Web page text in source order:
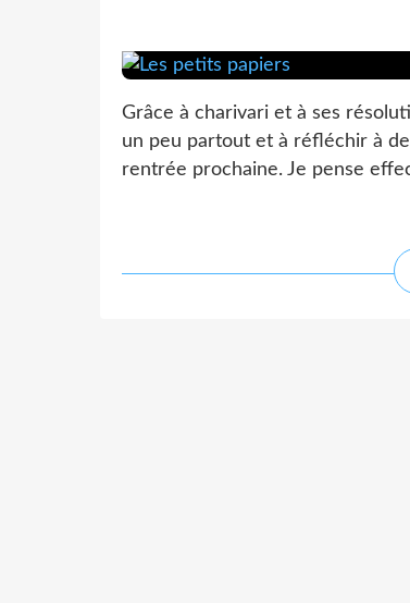
Grâce à charivari et à ses
un peu partout et à réfléchir à
rentrée prochaine. Je pense